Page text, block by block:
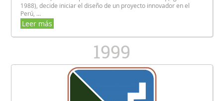
1988), decide iniciar el diseño de un proyecto innovador en el
Perú, ...
Leer más
1999